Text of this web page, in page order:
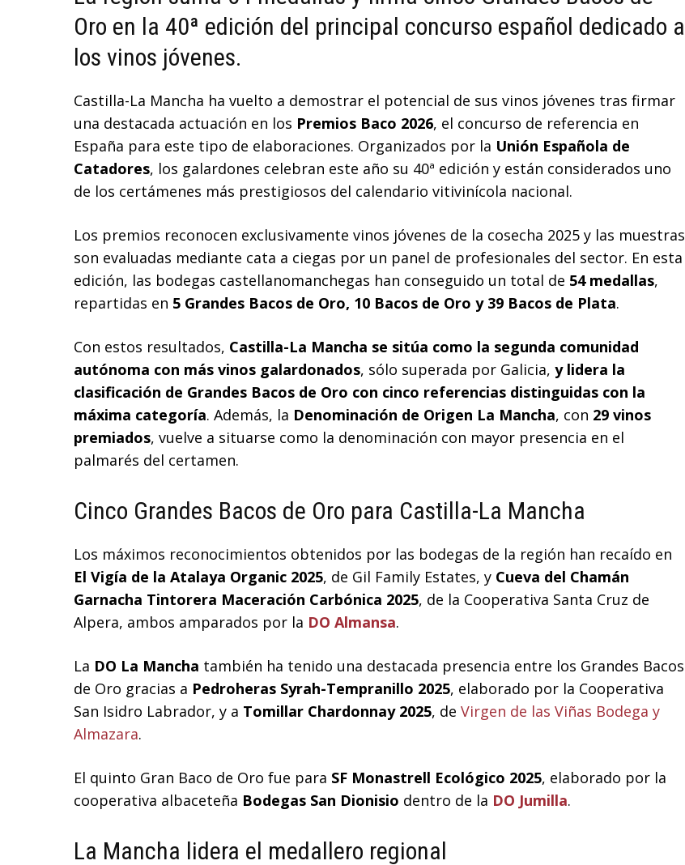
Oro en la 40ª edición del principal concurso español dedicado a
los vinos jóvenes.
Castilla-La Mancha ha vuelto a demostrar el potencial de sus vinos jóvenes tras firmar
una destacada actuación en los Premios Baco 2026, el concurso de referencia en
España para este tipo de elaboraciones. Organizados por la Unión Española de
Catadores, los galardones celebran este año su 40ª edición y están considerados uno
de los certámenes más prestigiosos del calendario vitivinícola nacional.
Los premios reconocen exclusivamente vinos jóvenes de la cosecha 2025 y las muestras
son evaluadas mediante cata a ciegas por un panel de profesionales del sector. En esta
edición, las bodegas castellanomanchegas han conseguido un total de 54 medallas,
repartidas en 5 Grandes Bacos de Oro, 10 Bacos de Oro y 39 Bacos de Plata.
Con estos resultados, Castilla-La Mancha se sitúa como la segunda comunidad
autónoma con más vinos galardonados, sólo superada por Galicia, y lidera la
clasificación de Grandes Bacos de Oro con cinco referencias distinguidas con la
máxima categoría. Además, la Denominación de Origen La Mancha, con 29 vinos
premiados, vuelve a situarse como la denominación con mayor presencia en el
palmarés del certamen.
Cinco Grandes Bacos de Oro para Castilla-La Mancha
Los máximos reconocimientos obtenidos por las bodegas de la región han recaído en
El Vigía de la Atalaya Organic 2025, de Gil Family Estates, y Cueva del Chamán
Garnacha Tintorera Maceración Carbónica 2025, de la Cooperativa Santa Cruz de
Alpera, ambos amparados por la DO Almansa.
La DO La Mancha también ha tenido una destacada presencia entre los Grandes Bacos
de Oro gracias a Pedroheras Syrah-Tempranillo 2025, elaborado por la Cooperativa
San Isidro Labrador, y a Tomillar Chardonnay 2025, de Virgen de las Viñas Bodega y
Almazara.
El quinto Gran Baco de Oro fue para SF Monastrell Ecológico 2025, elaborado por la
cooperativa albaceteña Bodegas San Dionisio dentro de la DO Jumilla.
La Mancha lidera el medallero regional